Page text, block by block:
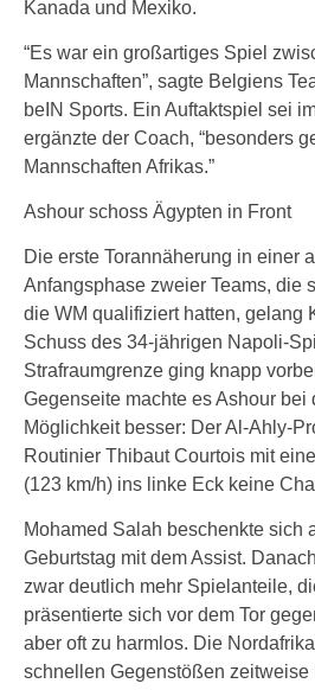
Kanada und Mexiko.
“Es war ein großartiges Spiel
Mannschaften”, sagte Belgiens
beIN Sports. Ein Auftaktspiel sei
ergänzte der Coach, “besonders
Mannschaften Afrikas.”
Ashour schoss Ägypten in Front
Die erste Torannäherung in einer
Anfangsphase zweier Teams, die
die WM qualifiziert hatten, gelang
Schuss des 34-jährigen Napoli-
Strafraumgrenze ging knapp
Gegenseite machte es Ashour bei
Möglichkeit besser: Der Al-Ahly-
Routinier Thibaut Courtois mit
(123 km/h) ins linke Eck keine
Mohamed Salah beschenkte sich
Geburtstag mit dem Assist.
zwar deutlich mehr Spielanteile,
präsentierte sich vor dem Tor
aber oft zu harmlos. Die
schnellen Gegenstößen zeitweise